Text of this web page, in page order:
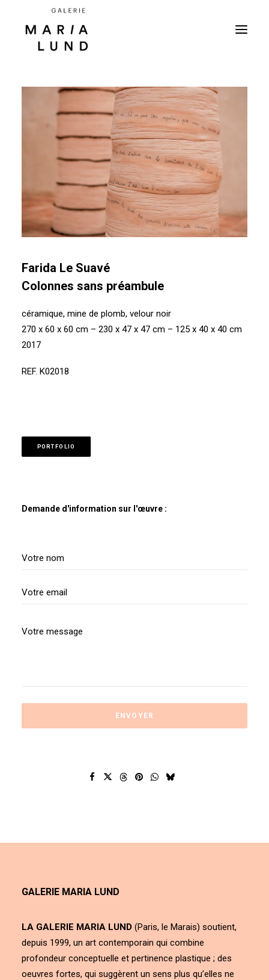
Farida Le Suavé
Colonnes sans préambule
céramique, mine de plomb, velour noir
270 x 60 x 60 cm – 230 x 47 x 47 cm – 125 x 40 x 40 cm
2017
REF. K02018
PORTFOLIO
Demande d'information sur l'œuvre :
GALERIE MARIA LUND
LA GALERIE MARIA LUND (Paris, le Marais) soutient,
depuis 1999, un art contemporain qui combine
profondeur conceptuelle et pertinence plastique ; des
oeuvres fortes, qui suggèrent un sens plus qu’elles ne